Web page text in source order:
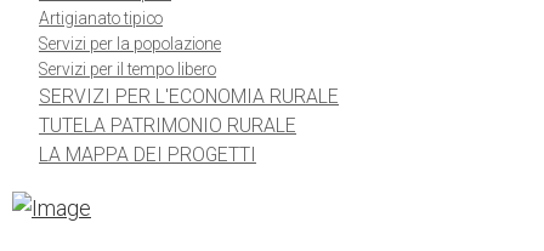
Artigianato tipico
Servizi per la popolazione
Servizi per il tempo libero
SERVIZI PER L'ECONOMIA RURALE
TUTELA PATRIMONIO RURALE
LA MAPPA DEI PROGETTI